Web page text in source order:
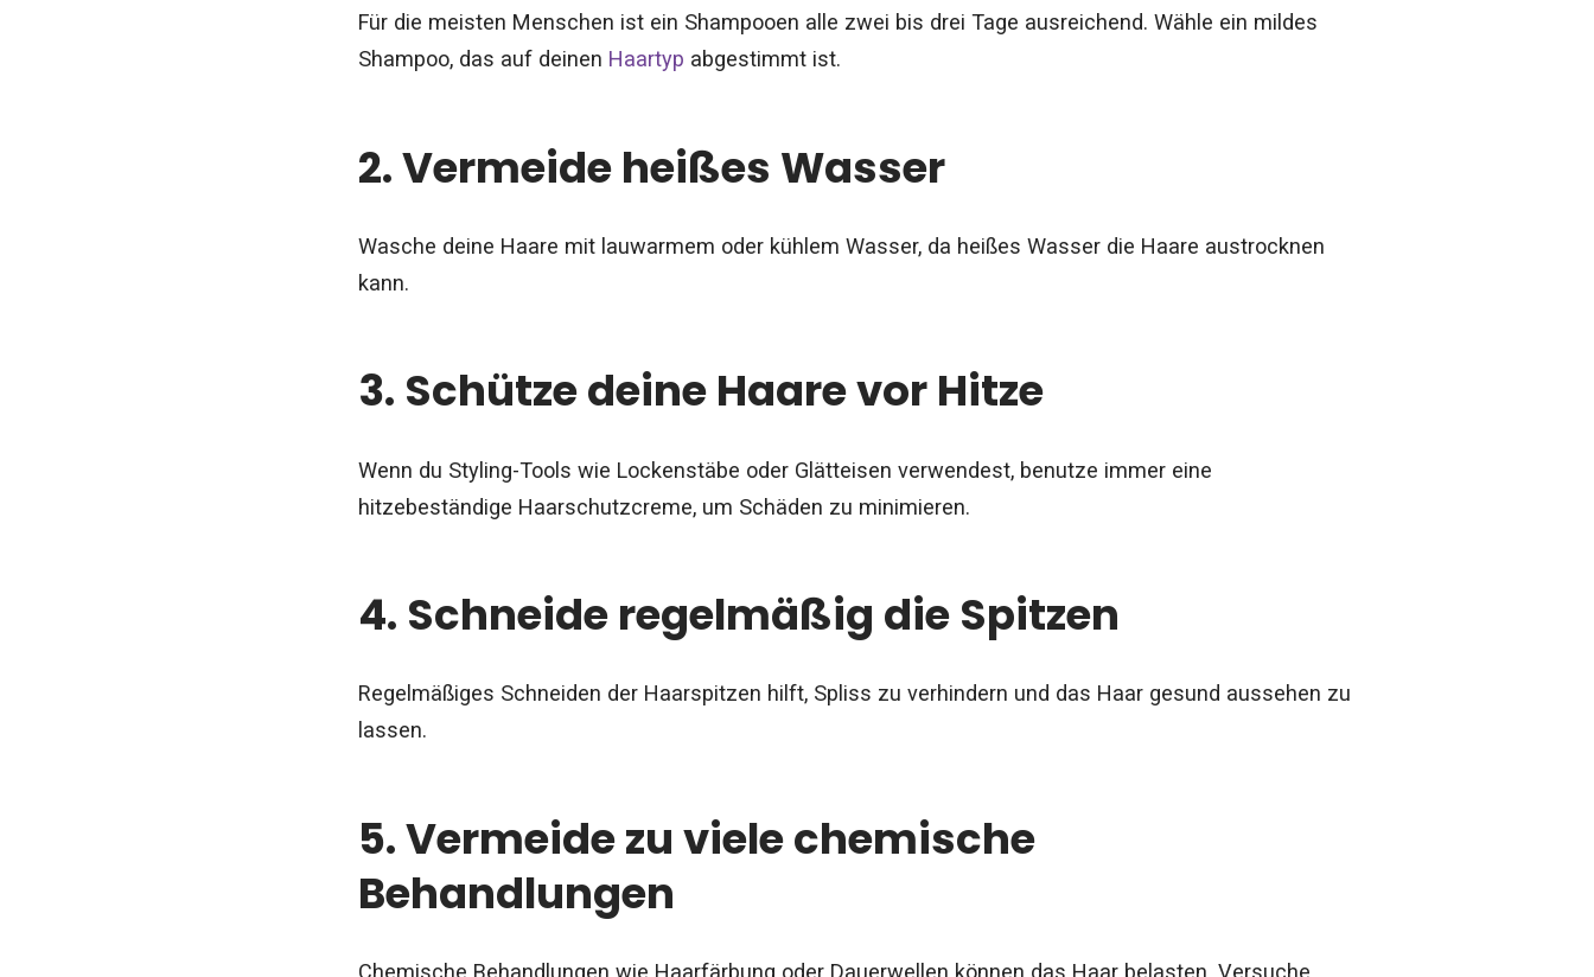
Für die meisten Menschen ist ein Shampooen alle zwei bis drei Tage ausreichend. Wähle ein mildes
Shampoo, das auf deinen Haartyp abgestimmt ist.
2. Vermeide heißes Wasser
Wasche deine Haare mit lauwarmem oder kühlem Wasser, da heißes Wasser die Haare austrocknen
kann.
3. Schütze deine Haare vor Hitze
Wenn du Styling-Tools wie Lockenstäbe oder Glätteisen verwendest, benutze immer eine
hitzebeständige Haarschutzcreme, um Schäden zu minimieren.
4. Schneide regelmäßig die Spitzen
Regelmäßiges Schneiden der Haarspitzen hilft, Spliss zu verhindern und das Haar gesund aussehen zu
lassen.
5. Vermeide zu viele chemische
Behandlungen
Chemische Behandlungen wie Haarfärbung oder Dauerwellen können das Haar belasten. Versuche,